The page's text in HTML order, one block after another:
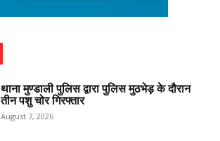
थाना मुण्डाली पुलिस द्वारा पुलिस मुठभेड़ के दौरान
तीन पशु चोर गिरफ्तार
August 7, 2026